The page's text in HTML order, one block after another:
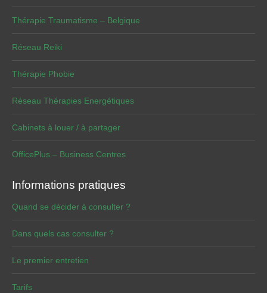
Thérapie Traumatisme – Belgique
Réseau Reiki
Thérapie Phobie
Réseau Thérapies Energétiques
Cabinets à louer / à partager
OfficePlus – Business Centres
Informations pratiques
Quand se décider à consulter ?
Dans quels cas consulter ?
Le premier entretien
Tarifs